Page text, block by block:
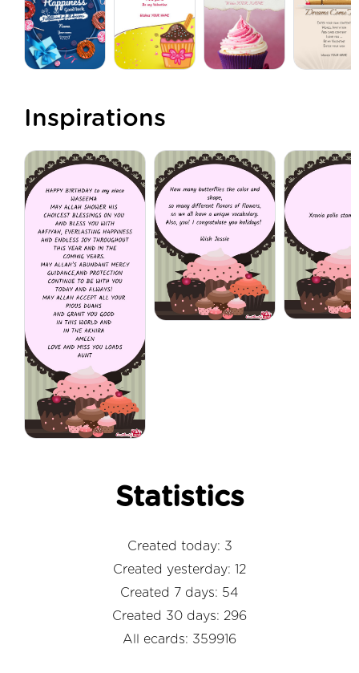
Inspirations
Statistics
Created today: 3
Created yesterday: 12
Created 7 days: 54
Created 30 days: 296
All ecards: 359916